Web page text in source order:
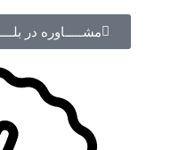
مشـــــاوره در بلــــــه